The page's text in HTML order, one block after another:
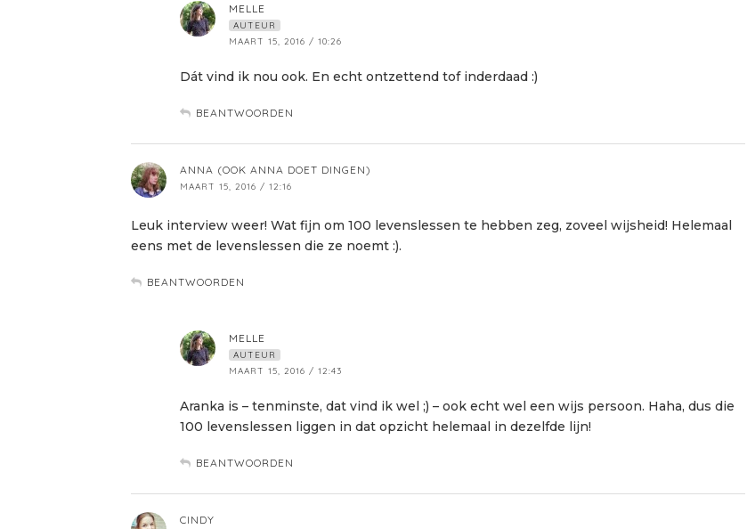
MELLE
AUTEUR
MAART 15, 2016 / 10:26
Dát vind ik nou ook. En echt ontzettend tof inderdaad :)
BEANTWOORDEN
ANNA (OOK ANNA DOET DINGEN)
MAART 15, 2016 / 12:16
Leuk interview weer! Wat fijn om 100 levenslessen te hebben zeg, zoveel wijsheid! Helemaal
eens met de levenslessen die ze noemt :).
BEANTWOORDEN
MELLE
AUTEUR
MAART 15, 2016 / 12:43
Aranka is – tenminste, dat vind ik wel ;) – ook echt wel een wijs persoon. Haha, dus die
100 levenslessen liggen in dat opzicht helemaal in dezelfde lijn!
BEANTWOORDEN
CINDY